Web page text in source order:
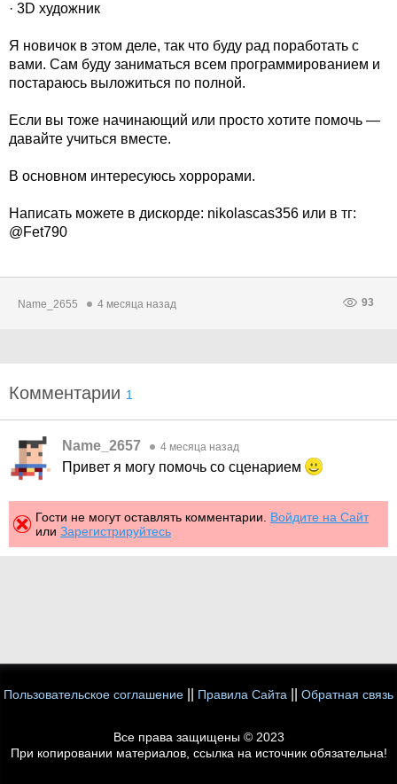
· 3D художник
Я новичок в этом деле, так что буду рад поработать с
вами. Сам буду заниматься всем программированием и
постараюсь выложиться по полной.
Если вы тоже начинающий или просто хотите помочь —
давайте учиться вместе.
В основном интересуюсь хоррорами.
Написать можете в дискорде: nikolascas356 или в тг:
@Fet790
Name_2655 4 месяца назад 93
Комментарии 1
Name_2657 4 месяца назад
Привет я могу помочь со сценарием
Гости не могут оставлять комментарии. Войдите на Сайт
или Зарегистрируйтесь
Пользовательское соглашение Правила Сайта Обратная связь
Все права защищены © 2023
При копировании материалов, ссылка на источник обязательна!